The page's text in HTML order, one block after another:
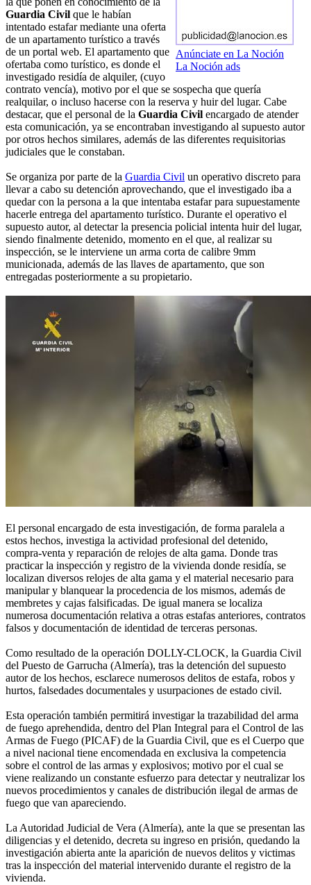
Anúnciate en La Noción
La Noción ads
Guardia Civil que le habían
intentado estafar mediante una oferta
de un apartamento turístico a través
de un portal web. El apartamento que
ofertaba como turístico, es donde el
investigado residía de alquiler, (cuyo
contrato vencía), motivo por el que se sospecha que quería
realquilar, o incluso hacerse con la reserva y huir del lugar. Cabe
destacar, que el personal de la Guardia Civil encargado de atender
esta comunicación, ya se encontraban investigando al supuesto autor
por otros hechos similares, además de las diferentes requisitorias
judiciales que le constaban.
Se organiza por parte de la Guardia Civil un operativo discreto para
llevar a cabo su detención aprovechando, que el investigado iba a
quedar con la persona a la que intentaba estafar para supuestamente
hacerle entrega del apartamento turístico. Durante el operativo el
supuesto autor, al detectar la presencia policial intenta huir del lugar,
siendo finalmente detenido, momento en el que, al realizar su
inspección, se le interviene un arma corta de calibre 9mm
municionada, además de las llaves de apartamento, que son
entregadas posteriormente a su propietario.
El personal encargado de esta investigación, de forma paralela a
estos hechos, investiga la actividad profesional del detenido,
compra-venta y reparación de relojes de alta gama. Donde tras
practicar la inspección y registro de la vivienda donde residía, se
localizan diversos relojes de alta gama y el material necesario para
manipular y blanquear la procedencia de los mismos, además de
membretes y cajas falsificadas. De igual manera se localiza
numerosa documentación relativa a otras estafas anteriores, contratos
falsos y documentación de identidad de terceras personas.
Como resultado de la operación DOLLY-CLOCK, la Guardia Civil
del Puesto de Garrucha (Almería), tras la detención del supuesto
autor de los hechos, esclarece numerosos delitos de estafa, robos y
hurtos, falsedades documentales y usurpaciones de estado civil.
Esta operación también permitirá investigar la trazabilidad del arma
de fuego aprehendida, dentro del Plan Integral para el Control de las
Armas de Fuego (PICAF) de la Guardia Civil, que es el Cuerpo que
a nivel nacional tiene encomendada en exclusiva la competencia
sobre el control de las armas y explosivos; motivo por el cual se
viene realizando un constante esfuerzo para detectar y neutralizar los
nuevos procedimientos y canales de distribución ilegal de armas de
fuego que van apareciendo.
La Autoridad Judicial de Vera (Almería), ante la que se presentan las
diligencias y el detenido, decreta su ingreso en prisión, quedando la
investigación abierta ante la aparición de nuevos delitos y victimas
tras la inspección del material intervenido durante el registro de la
vivienda.